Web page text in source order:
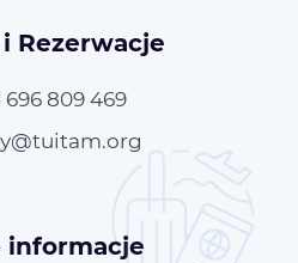
Rezerwacje
696 809 469
informacje